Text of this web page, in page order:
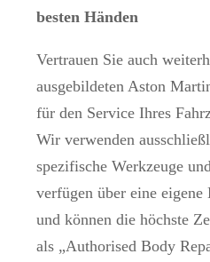
besten Händen
Vertrauen Sie auch
ausgebildeten Aston
für den Service Ihres
Wir verwenden
spezifische Werkzeuge
verfügen über eine eigene
und können die höchste
als „Authorised Body